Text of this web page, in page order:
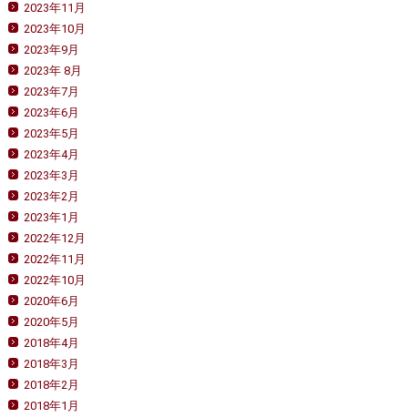
2023年11月
2023年10月
2023年9月
2023年 8月
2023年7月
2023年6月
2023年5月
2023年4月
2023年3月
2023年2月
2023年1月
2022年12月
2022年11月
2022年10月
2020年6月
2020年5月
2018年4月
2018年3月
2018年2月
2018年1月